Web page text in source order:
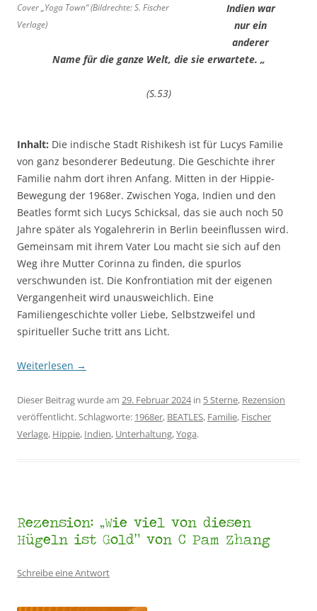
Cover „Yoga Town“ (Bildrechte: S. Fischer
Verlage)
Indien war
nur ein
anderer
Name für die ganze Welt, die sie erwartete. „
(S.53)
Inhalt: Die indische Stadt Rishikesh ist für Lucys Familie
von ganz besonderer Bedeutung. Die Geschichte ihrer
Familie nahm dort ihren Anfang. Mitten in der Hippie-
Bewegung der 1968er. Zwischen Yoga, Indien und den
Beatles formt sich Lucys Schicksal, das sie auch noch 50
Jahre später als Yogalehrerin in Berlin beeinflussen wird.
Gemeinsam mit ihrem Vater Lou macht sie sich auf den
Weg ihre Mutter Corinna zu finden, die spurlos
verschwunden ist. Die Konfrontiation mit der eigenen
Vergangenheit wird unausweichlich. Eine
Familiengeschichte voller Liebe, Selbstzweifel und
spiritueller Suche tritt ans Licht.
Weiterlesen →
Dieser Beitrag wurde am 29. Februar 2024in 5 Sterne, Rezension
veröffentlicht. Schlagworte: 1968er, BEATLES, Familie, Fischer
Verlage, Hippie, Indien, Unterhaltung,Yoga.
Rezension: „Wie viel von diesen
Hügeln ist Gold“ von C Pam Zhang
Schreibe eine Antwort